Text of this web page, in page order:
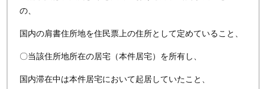
の、
国内の肩書住所地を住民票上の住所として定めていること、
〇当該住所地所在の居宅（本件居宅）を所有し、
国内滞在中は本件居宅において起居していたこと、